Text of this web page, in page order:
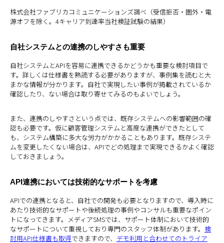
株式会社ファブリカコミュニケーションズ調べ（受信拒否・圏外・電
源オフを除く。4キャリア到達率当社検証試験の結果）
自社システムとの連携のしやすさも重要
自社システムとAPIを容易に連携できるかどうかも重要な検討項目で
す。詳しくは仕様書を熟読する必要がありますが、事例集を読むと大
まかな情報が分かります。自社で実現したい事例が掲載されているか
確認したり、ない場合は取り寄せてみるのもよいでしょう。
また、連携のしやすさという点では、既存システムへの影響範囲の確
認も必要です。仮に顧客管理システムと高度な連携ができたとして
も、システム構築に多大な労力がかかることもあります。既存システ
ムを変更したくない場合は、APIでどの処理まで実現できるかよく確認
しておきましょう。
API連携においては技術的なサポートを考慮
APIでの連携となると、自社での開発も必要となりますので、導入時に
あたり技術的なサポートや後続処理の事例やコンサルも重要なポイン
トになってきます。メディアSMSでは、サポート体制において技術的
なサポートについて重視しており専門のスタッフ体制があります。 検
討用API仕様書も取得できますので、 デモ利用と合わせてのトライア